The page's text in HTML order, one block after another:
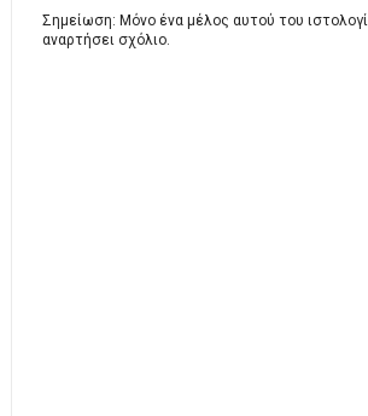
Σημείωση: Μόνο ένα μέλος αυτού του
αναρτήσει σχόλιο.